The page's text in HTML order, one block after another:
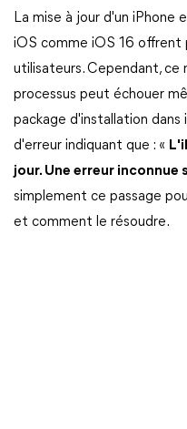
La mise à jour d'un iPhone
iOS comme iOS 16 offrent
utilisateurs. Cependant, ce
processus peut échouer
package d'installation dans
d'erreur indiquant que : «
jour. Une erreur
simplement ce passage
et comment le résoudre.